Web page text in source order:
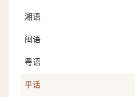
湘语
闽语
粤语
平话